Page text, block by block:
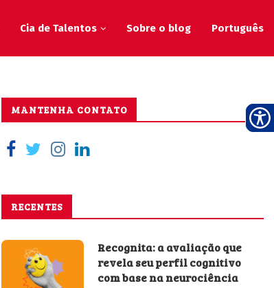
Cia de Talentos Sobre o blog Português
MANTENHA CONTATO
RECENTES
Recognita: a avaliação que
revela seu perfil cognitivo
com base na neurociência